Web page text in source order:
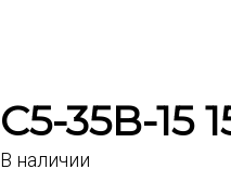
С5-35В-15
В наличии